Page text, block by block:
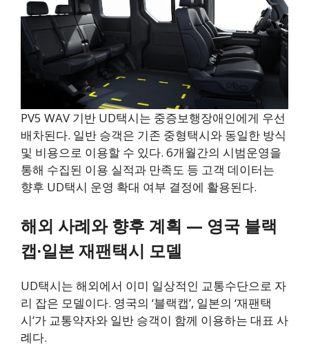
PV5 WAV 기반 UD택시는 중증보행장애인에게 우선
배차된다. 일반 승객은 기존 중형택시와 동일한 방식
및 비용으로 이용할 수 있다. 6개월간의 시범운영을
통해 수집된 이용 실적과 만족도 등 고객 데이터는
향후 UD택시 운영 확대 여부 결정에 활용된다.
해외 사례와 향후 계획 — 영국 블랙
캡·일본 재팬택시 모델
UD택시는 해외에서 이미 일상적인 교통수단으로 자
리 잡은 모델이다. 영국의 ‘블랙캡’, 일본의 ‘재팬택
시’가 교통약자와 일반 승객이 함께 이용하는 대표 사
례다.